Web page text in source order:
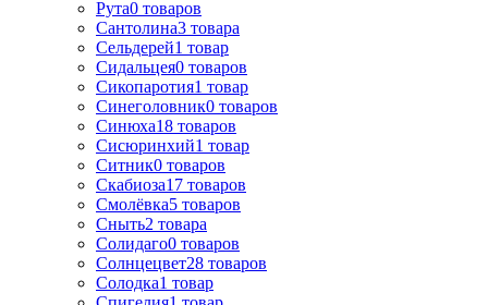
Рута0 товаров
Сантолина3 товара
Сельдерей1 товар
Сидальцея0 товаров
Сикопаротия1 товар
Синеголовник0 товаров
Синюха18 товаров
Сисюринхий1 товар
Ситник0 товаров
Скабиоза17 товаров
Смолёвка5 товаров
Сныть2 товара
Солидаго0 товаров
Солнцецвет28 товаров
Солодка1 товар